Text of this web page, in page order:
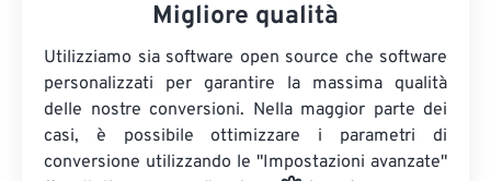
Migliore qualità
Utilizziamo sia software open source che software
personalizzati per garantire la massima qualità
delle nostre conversioni. Nella maggior parte dei
casi, è possibile ottimizzare i parametri di
conversione utilizzando le "Impostazioni avanzate"